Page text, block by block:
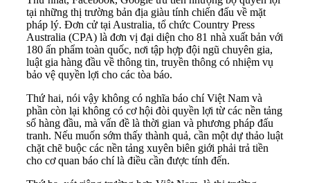
tại những thị trường bản địa giàu tính chiến đấu về mặt
pháp lý. Đơn cử tại Australia, tổ chức Country Press
Australia (CPA) là đơn vị đại diện cho 81 nhà xuất bản với
180 ấn phẩm toàn quốc, nơi tập hợp đội ngũ chuyên gia,
luật gia hàng đầu về thông tin, truyền thông có nhiệm vụ
bảo vệ quyền lợi cho các tòa báo.
Thứ hai, nói vậy không có nghĩa báo chí Việt Nam và
phần còn lại không có cơ hội đòi quyền lợi từ các nền tảng
số hàng đầu, mà vấn đề là thời gian và phương pháp đấu
tranh. Nếu muốn sớm thấy thành quả, cần một dự thảo luật
chặt chẽ buộc các nền tảng xuyên biên giới phải trả tiền
cho cơ quan báo chí là điều cần được tính đến.